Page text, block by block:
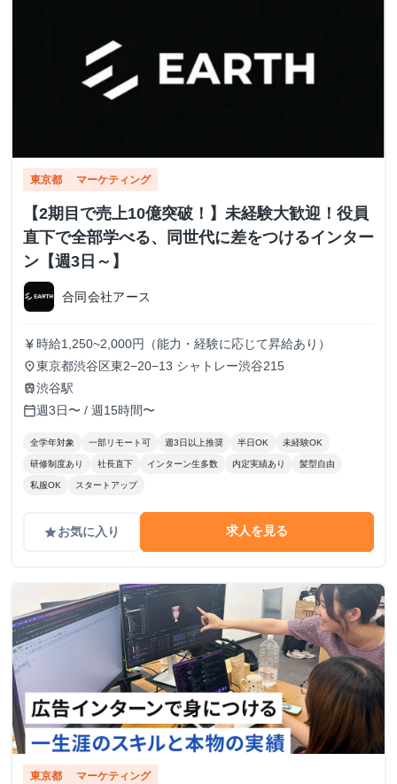
東京都 マーケティング
【2期目で売上10億突破！】未経験大歓迎！役員
直下で全部学べる、同世代に差をつけるインター
ン【週3日～】
合同会社アース
currency_yen 時給1,250~2,000円（能力・経験に応じて昇給あり）
place東京都渋谷区東2−20−13 シャトレー渋谷215
train渋谷駅
calendar_today週3日〜 / 週15時間〜
全学年対象 一部リモート可 週3日以上推奨 半日OK 未経験OK
研修制度あり 社長直下 インターン生多数 内定実績あり 髪型自由
私服OK スタートアップ
gradeお気に入り 求人を見る
東京都 マーケティング